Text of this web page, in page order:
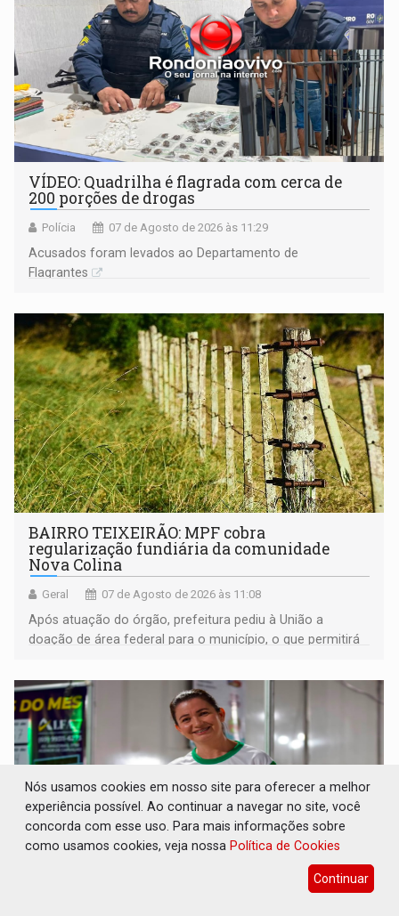
VÍDEO: Quadrilha é flagrada com cerca de
200 porções de drogas
Polícia 07 de Agosto de 2026 às 11:29
Acusados foram levados ao Departamento de
Flagrantes
BAIRRO TEIXEIRÃO: MPF cobra
regularização fundiária da comunidade
Nova Colina
Geral 07 de Agosto de 2026 às 11:08
Após atuação do órgão, prefeitura pediu à União a
doação de área federal para o município, o que permitirá
SUCESSO NA ABERTURA: 2ª Feira Rondônia
Nós usamos cookies em nosso site para oferecer a melhor
experiência possível. Ao continuar a navegar no site, você
concorda com esse uso. Para mais informações sobre
como usamos cookies, veja nossa Política de Cookies
Continuar